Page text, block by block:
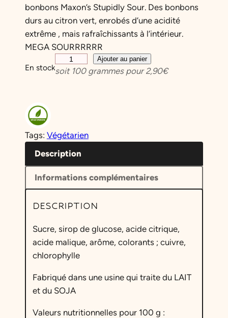
bonbons Maxon’s Stupidly Sour. Des bonbons
durs au citron vert, enrobés d’une acidité
extrême , mais rafraîchissants à l’intérieur.
MEGA SOURRRRRR
En stock
u
t
é
d
e
B
o
b
o
n
u
e
Ajouter au panier
soit 100grammes pour2,90€
Tags: Végétarien
Description
Informations complémentaires
DESCRIPTION
Sucre, sirop de glucose, acide citrique,
acide malique, arôme, colorants ; cuivre,
chlorophylle
Fabriqué dans une usine qui traite du LAIT
et du SOJA
Valeurs nutritionnelles pour 100 g :